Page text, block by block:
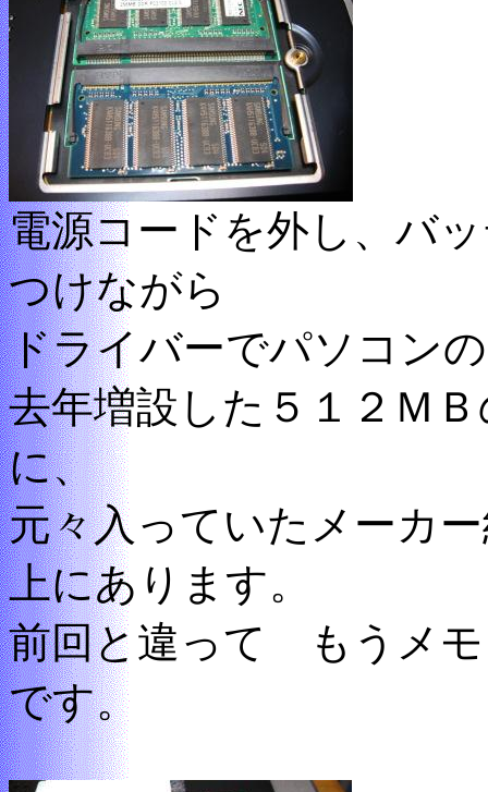
電源コードを外し、バ
つけながら
ドライバーでパソコン
去年増設した５１２Ｍ
に、
元々入っていたメーカ
上にあります。
前回と違って もうメモ
です。